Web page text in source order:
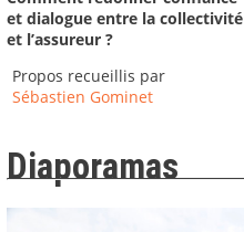
et dialogue entre la collectivité
et l’assureur ?
Propos recueillis par
Sébastien Gominet
Diaporamas